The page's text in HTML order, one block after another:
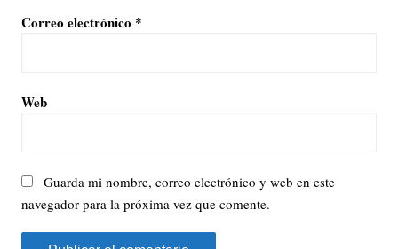
Correo electrónico *
Web
Guarda mi nombre, correo electrónico y web en este
navegador para la próxima vez que comente.